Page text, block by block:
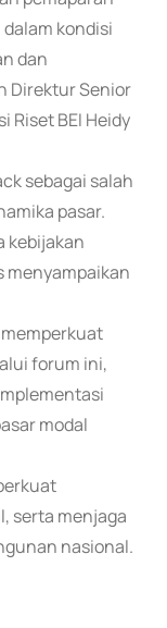
kondisi
dan
Direktur Senior
Riset BEI Heidy
sebagai salah
pasar.
kebijakan
menyampaikan
forum ini,
modal
serta menjaga
nasional.